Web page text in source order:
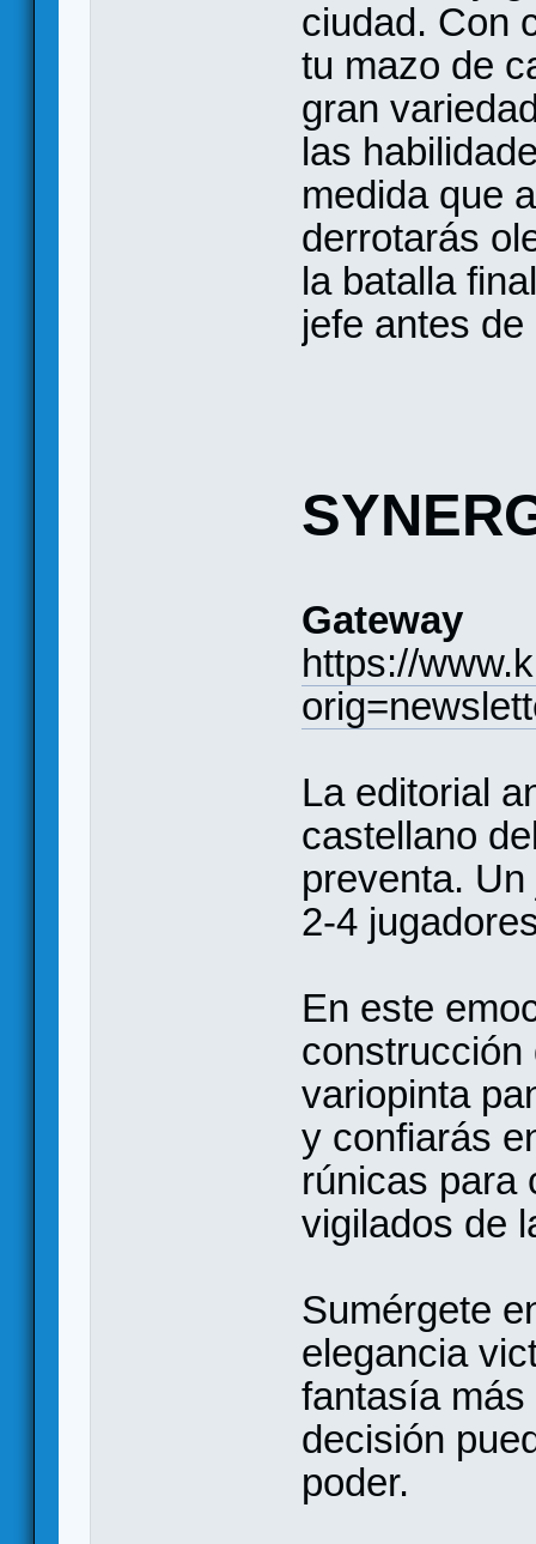
ciudad. Con
tu mazo de
gran
las
medida que
derrotarás
la batalla
jefe antes
Gateway
https://
La editorial
castellano
preventa.
2-4
En este
construcción
variopinta
y confiarás
rúnicas para
vigilados de
Sumérgete
elegancia
fantasía
decisión
poder.